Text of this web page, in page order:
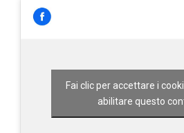
Fai clic per accettare i
abilitare questo